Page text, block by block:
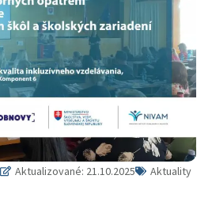
Aktualizované: 21.10.2025 Aktuality